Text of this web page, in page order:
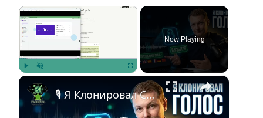
×
Now Playing
×
🎙️ Я Клонировал Свой Голос с Помощью ИИ — И Он Озвучивает Все Мои Видео на Любом Языке